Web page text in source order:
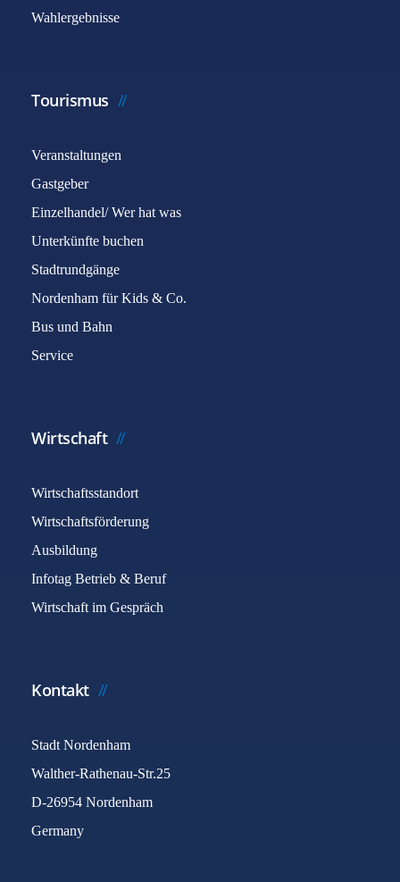
Wahlergebnisse
Tourismus
Veranstaltungen
Gastgeber
Einzelhandel/ Wer hat was
Unterkünfte buchen
Stadtrundgänge
Nordenham für Kids & Co.
Bus und Bahn
Service
Wirtschaft
Wirtschaftsstandort
Wirtschaftsförderung
Ausbildung
Infotag Betrieb & Beruf
Wirtschaft im Gespräch
Kontakt
Stadt Nordenham
Walther-Rathenau-Str.25
D-26954 Nordenham
Germany